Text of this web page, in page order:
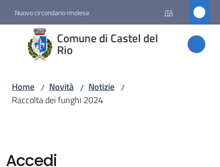
Nuovo circondario imolese ITA
Comune di Castel del
Rio
Comune
di
Castel
Menu selezionato
Home / Novità / Notizie /
Raccolta dei funghi 2024
Accedi